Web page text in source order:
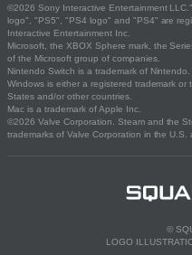
©2026 Sony Interactive Entertainment
logo", "PS5", "PS4 logo" and "PS4" are
Interactive Entertainment Inc.
Microsoft, the XBOX Sphere mark, the
of the Microsoft group of companies.
Nintendo Switch is a trademark of Nintendo.
Windows is either a registered trademark
States and/or other countries.
Mac is a trademark of Apple Inc.
©2026 Valve Corporation. Steam and the
trademarks of Valve Corporation in the U.S.
©
LOGO